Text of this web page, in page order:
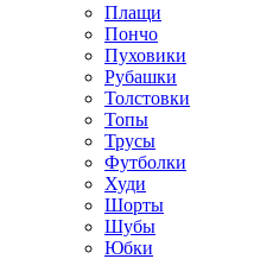
Плащи
Пончо
Пуховики
Рубашки
Толстовки
Топы
Трусы
Футболки
Худи
Шорты
Шубы
Юбки